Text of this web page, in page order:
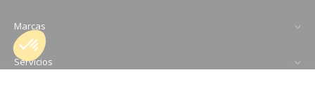
Marcas
Servicios